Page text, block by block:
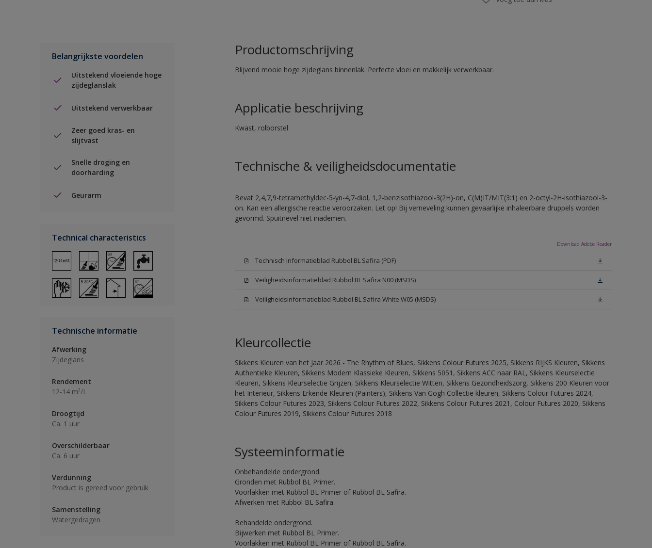
Belangrijkste voordelen
Uitstekend vloeiende hoge
zijdeglanslak
Uitstekend verwerkbaar
Zeer goed kras- en
slijtvast
Snelle droging en
doorharding
Geurarm
Technical characteristics
Technische informatie
Afwerking
Zijdeglans
Rendement
12-14 m²/L
Droogtijd
Ca. 1 uur
Overschilderbaar
Ca. 6 uur
Verdunning
Product is gereed voor gebruik
Samenstelling
Watergedragen
Productomschrijving
Blijvend mooie hoge zijdeglans binnenlak. Perfecte vloei en makkelijk verwerkbaar.
Applicatie beschrijving
Kwast, rolborstel
Technische & veiligheidsdocumentatie
Bevat 2,4,7,9-tetramethyldec-5-yn-4,7-diol, 1,2-benzisothiazool-3(2H)-on, C(M)IT/MIT(3:1) en 2-octyl-2H-isothiazool-3-
on. Kan een allergische reactie veroorzaken. Let op! Bij verneveling kunnen gevaarlijke inhaleerbare druppels worden
gevormd. Spuitnevel niet inademen.
Download Adobe Reader
Technisch Informatieblad Rubbol BL Safira (PDF)
Veiligheidsinformatieblad Rubbol BL Safira N00 (MSDS)
Veiligheidsinformatieblad Rubbol BL Safira White W05 (MSDS)
Kleurcollectie
Sikkens Kleuren van het Jaar 2026 - The Rhythm of Blues, Sikkens Colour Futures 2025, Sikkens RIJKS Kleuren, Sikkens
Authentieke Kleuren, Sikkens Modern Klassieke Kleuren, Sikkens 5051, Sikkens ACC naar RAL, Sikkens Kleurselectie
Kleuren, Sikkens Kleurselectie Grijzen, Sikkens Kleurselectie Witten, Sikkens Gezondheidszorg, Sikkens 200 Kleuren voor
het Interieur, Sikkens Erkende Kleuren (Painters), Sikkens Van Gogh Collectie kleuren, Sikkens Colour Futures 2024,
Sikkens Colour Futures 2023, Sikkens Colour Futures 2022, Sikkens Colour Futures 2021, Colour Futures 2020, Sikkens
Colour Futures 2019, Sikkens Colour Futures 2018
Systeeminformatie
Onbehandelde ondergrond.
Gronden met Rubbol BL Primer.
Voorlakken met Rubbol BL Primer of Rubbol BL Safira.
Afwerken met Rubbol BL Safira.
Behandelde ondergrond.
Bijwerken met Rubbol BL Primer.
Voorlakken met Rubbol BL Primer of Rubbol BL Safira.